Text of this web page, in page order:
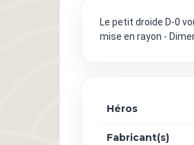
Le petit droide D-0
mise en rayon -
Héros
Fabricant(s)